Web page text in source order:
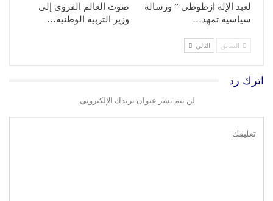
لعبد الإله ازطوطي ” ورسالة
سياسية تمهد…
صوت العالم القروي إلى
وزير التربية الوطنية…
السابق التالي
اترك رد
لن يتم نشر عنوان بريدك الإلكتروني.